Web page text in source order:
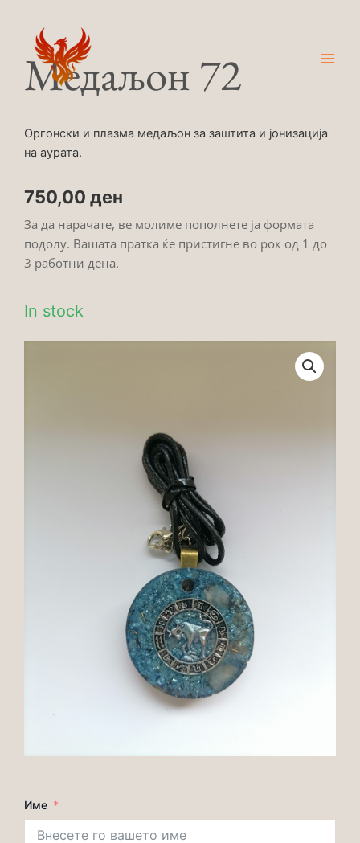
contentМедаљон 72
Оргонски и плазма медаљон за заштита и јонизација
на аурата.
750,00 ден
За да нарачате, ве молиме пополнете ја формата
подолу. Вашата пратка ќе пристигне во рок од 1 до
3 работни дена.
In stock
Име